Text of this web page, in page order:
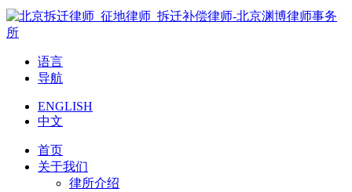
语言
导航
ENGLISH
中文
首页
关于我们
律所介绍